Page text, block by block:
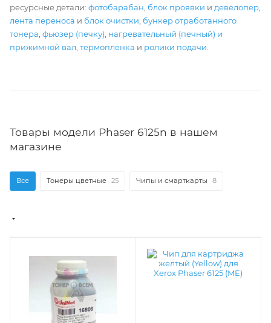
ресурсные детали: фотобарабан блок проявки и девелопер
лента переноса и блок очистки бункер отработанного
тонера фьюзер (печку) нагревательный (печный) и
прижимной вал термопленка и ролики подачи
Товары модели Phaser 6125n в нашем
магазине
Все Тонеры цветные 25 Чипы и смарткарты 8